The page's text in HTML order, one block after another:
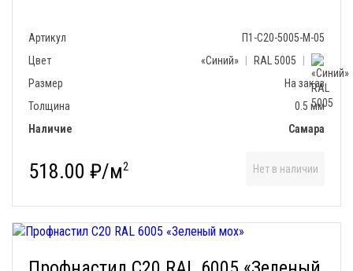
Артикул
П1-С20-5005-М-05
Цвет
«Синий» RAL 5005
Размер
На заказ
Толщина
0.5 мм
Наличие
Самара
518.00 ₽/м2 Нет в наличии